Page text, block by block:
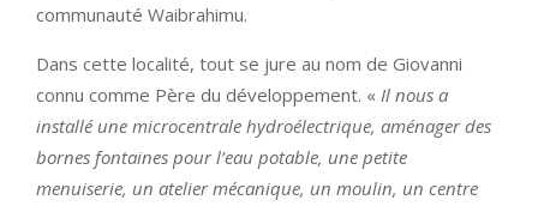
communauté Waibrahimu.
Dans cette localité, tout se jure au nom de Giovanni
connu comme Père du développement. « Il nous a
installé une microcentrale hydroélectrique, aménager des
bornes fontaines pour l’eau potable, une petite
menuiserie, un atelier mécanique, un moulin, un centre